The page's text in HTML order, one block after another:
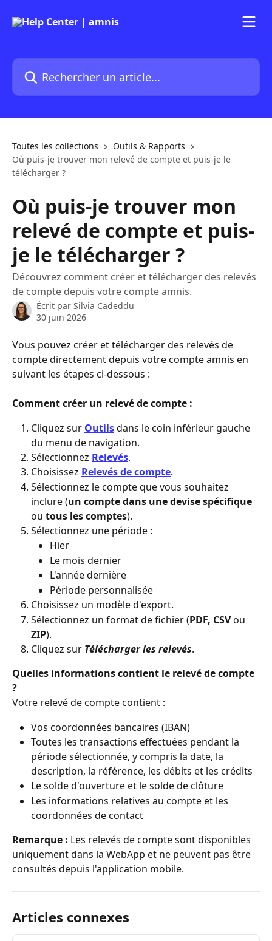
Rechercher un article...
Toutes les collections
Outils & Rapports
Où puis-je trouver mon relevé de compte et puis-je le
télécharger ?
Où puis-je trouver mon
relevé de compte et puis-
je le télécharger ?
Découvrez comment créer et télécharger des relevés
de compte depuis votre compte amnis.
Écrit par Silvia Cadeddu
30 juin 2026
Vous pouvez créer et télécharger des relevés de
compte directement depuis votre compte amnis en
suivant les étapes ci-dessous :
Comment créer un relevé de compte :
Cliquez sur Outils dans le coin inférieur gauche
du menu de navigation.
Sélectionnez Relevés.
Choisissez Relevés de compte.
Sélectionnez le compte que vous souhaitez
inclure (un compte dans une devise spécifique
ou tous les comptes).
Sélectionnez une période :
Hier
Le mois dernier
L'année dernière
Période personnalisée
Choisissez un modèle d'export.
Sélectionnez un format de fichier (PDF, CSV ou
ZIP).
Cliquez sur Télécharger les relevés.
Quelles informations contient le relevé de compte
?
Votre relevé de compte contient :
Vos coordonnées bancaires (IBAN)
Toutes les transactions effectuées pendant la
période sélectionnée, y compris la date, la
description, la référence, les débits et les crédits
Le solde d'ouverture et le solde de clôture
Les informations relatives au compte et les
coordonnées de contact
Remarque : Les relevés de compte sont disponibles
uniquement dans la WebApp et ne peuvent pas être
consultés depuis l'application mobile.
Articles connexes